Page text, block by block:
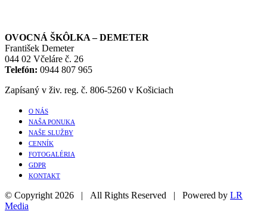
OVOCNÁ ŠKÔLKA – DEMETER
František Demeter
044 02 Včeláre č. 26
Telefón: 0944 807 965
Zapísaný v živ. reg. č. 806-5260 v Košiciach
O NÁS
NAŠA PONUKA
NAŠE SLUŽBY
CENNÍK
FOTOGALÉRIA
GDPR
KONTAKT
© Copyright 2026 | All Rights Reserved | Powered by LR
Media